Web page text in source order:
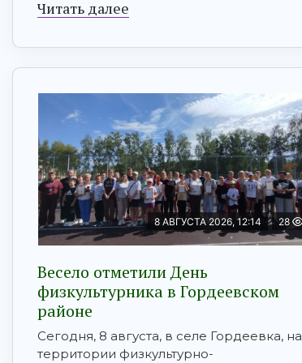
Читать далее
8 АВГУСТА 2026, 12:14 28
Весело отметили День
физкультурника в Гордеевском
районе
Сегодня, 8 августа, в селе Гордеевка, на
территории физкультурно-